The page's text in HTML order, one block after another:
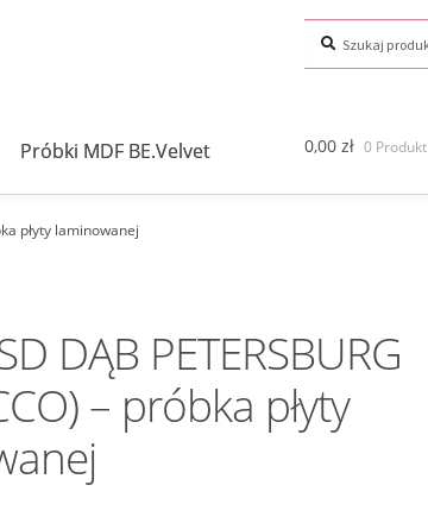
Próbki MDF BE.Velvet 0,00 zł 0 Produkt
płyty laminowanej
DĄB PETERSBURG
– próbka płyty